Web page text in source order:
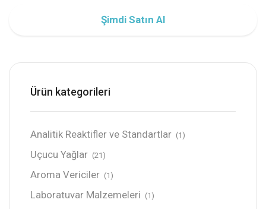
Şimdi Satın Al
Ürün kategorileri
Analitik Reaktifler ve Standartlar (1)
Uçucu Yağlar (21)
Aroma Vericiler (1)
Laboratuvar Malzemeleri (1)